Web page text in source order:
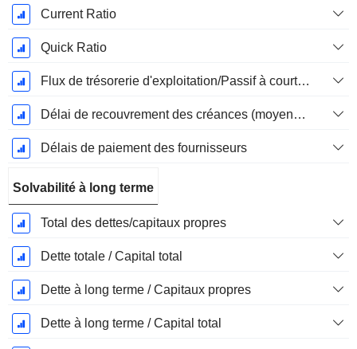
Current Ratio
Quick Ratio
Flux de trésorerie d'exploitation/Passif à court terme
Délai de recouvrement des créances (moyenne des créances)
Délais de paiement des fournisseurs
Solvabilité à long terme
Total des dettes/capitaux propres
Dette totale / Capital total
Dette à long terme / Capitaux propres
Dette à long terme / Capital total